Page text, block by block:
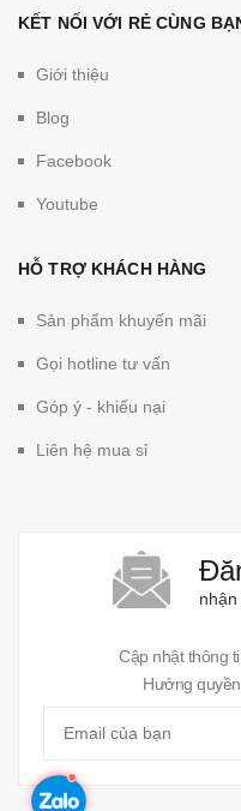
KẾT NỐI VỚI RẺ CÙNG
Giới thiệu
Blog
Facebook
Youtube
HỖ TRỢ KHÁCH HÀNG
Sản phẩm khuyến mãi
Gọi hotline tư vấn
Góp ý - khiếu nại
Liên hệ mua sỉ
Cập nhật thông
Hưởng